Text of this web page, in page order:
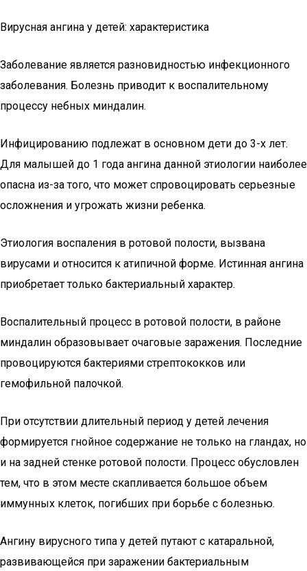
Вирусная ангина у детей: характеристика
Заболевание является разновидностью инфекционного
заболевания. Болезнь приводит к воспалительному
процессу небных миндалин.
Инфицированию подлежат в основном дети до 3-х лет.
Для малышей до 1 года ангина данной этиологии наиболее
опасна из-за того, что может спровоцировать серьезные
осложнения и угрожать жизни ребенка.
Этиология воспаления в ротовой полости, вызвана
вирусами и относится к атипичной форме. Истинная ангина
приобретает только бактериальный характер.
Воспалительный процесс в ротовой полости, в районе
миндалин образовывает очаговые заражения. Последние
провоцируются бактериями стрептококков или
гемофильной палочкой.
При отсутствии длительный период у детей лечения
формируется гнойное содержание не только на гландах, но
и на задней стенке ротовой полости. Процесс обусловлен
тем, что в этом месте скапливается большое объем
иммунных клеток, погибших при борьбе с болезнью.
Ангину вирусного типа у детей путают с катаральной,
развивающейся при заражении бактериальным